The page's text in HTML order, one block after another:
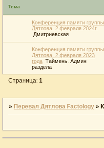
Тема
Конференция памяти группы
Дятлова. 2 февраля 2024г.
Дмитриевская
Конференция памяти группы
Дятлова. 2 февраля 2023
года Таймень. Админ
раздела
Страница:1
» Перевал Дятлова Factology »